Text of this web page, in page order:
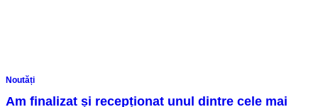
Noutăți
Am finalizat și recepționat unul dintre cele mai